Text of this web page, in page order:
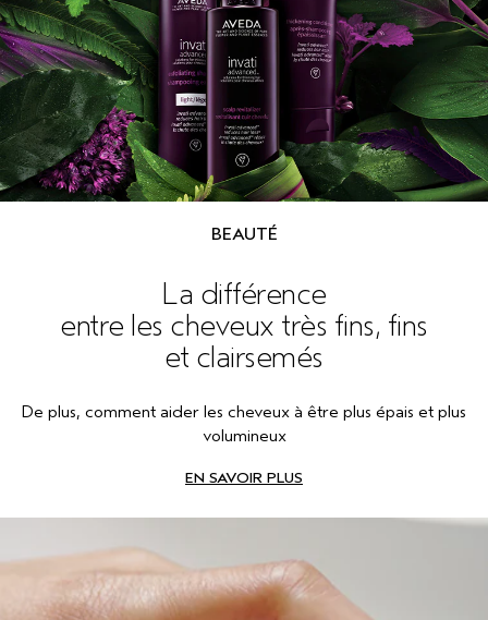
BEAUTÉ
La différence
entre les cheveux très fins, fins
et clairsemés
De plus, comment aider les cheveux à être plus épais et plus
volumineux
EN SAVOIR PLUS